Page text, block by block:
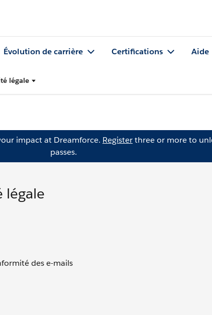
Évolution de carrière Certifications Aide
légale
impact at Dreamforce. Registerthree or more to
passes.
légale
des e-mails